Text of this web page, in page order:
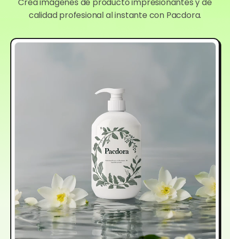
calidad profesional al instante con Pacdora.